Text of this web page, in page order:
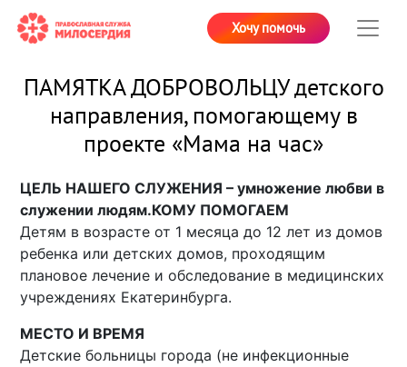
Хочу помочь
ПАМЯТКА ДОБРОВОЛЬЦУ детского
направления, помогающему в
проекте «Мама на час»
ЦЕЛЬ НАШЕГО СЛУЖЕНИЯ – умножение любви в
служении людям.КОМУ ПОМОГАЕМ
Детям в возрасте от 1 месяца до 12 лет из домов
ребенка или детских домов, проходящим
плановое лечение и обследование в медицинских
учреждениях Екатеринбурга.
МЕСТО И ВРЕМЯ
Детские больницы города (не инфекционные